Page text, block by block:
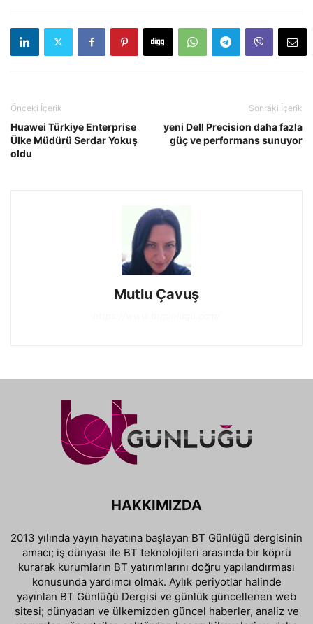
Önceki İçerik
Huawei Türkiye Enterprise
Ülke Müdürü Serdar Yokuş
oldu
Sonraki İçerik
yeni Dell Precision daha fazla
güç ve performans sunuyor
Mutlu Çavuş
HAKKIMIZDA
2013 yılında yayın hayatına başlayan BT Günlüğü dergisinin
amacı; iş dünyası ile BT teknolojileri arasında bir köprü
kurarak kurumların BT yatırımlarını doğru yapılandırması
konusunda yardımcı olmak. Aylık periyotlar halinde
yayınlan BT Günlüğü Dergisi ve günlük güncellenen web
sitesi; dünyadan ve ülkemizden güncel haberler, analiz ve